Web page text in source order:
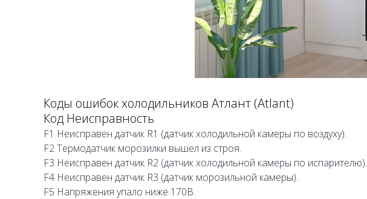
Коды ошибок холодильников Атлант (Atlant)
Код Неисправность
F1 Неисправен датчик R1 (датчик холодильной камеры по воздуху).
F2Термодатчик морозилки вышел из строя.
F3 Неисправен датчик R2 (датчик холодильной камеры по испарителю).
F4 Неисправен датчик R3 (датчик морозильной камеры).
F5 Напряжения упало ниже 170В.